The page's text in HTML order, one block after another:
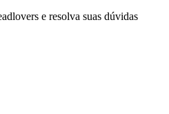
e resolva suas dúvidas